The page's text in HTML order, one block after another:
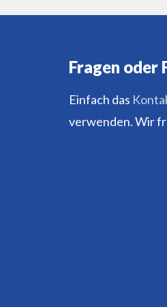
Fragen oder
Einfach das
verwenden. Wir